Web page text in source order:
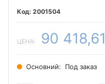
2001504
ЦЕНА: 90 418,61
Основний: Под заказ